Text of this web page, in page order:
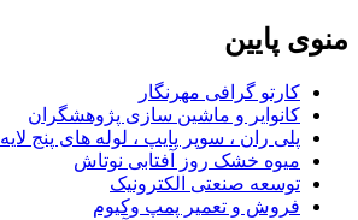
منوی پایین
کارتو گرافی مهرنگار
کانوایر و ماشین سازی پژوهشگران
پلی ران ، سوپر پایپ ، لوله های پنج لایه
میوه خشک روز آفتابی نوتاش
توسعه صنعتی الکترونیک
فروش و تعمیر پمپ وکیوم